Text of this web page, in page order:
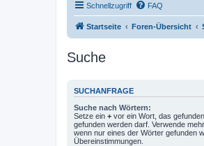
Schnellzugriff FAQ
Startseite Foren-Übersicht
Suche
SUCHANFRAGE
Suche nach Wörtern:
Setze ein + vor ein Wort, das
gefunden werden darf. Verwende
wenn nur eines der Wörter gefunden
Übereinstimmungen.